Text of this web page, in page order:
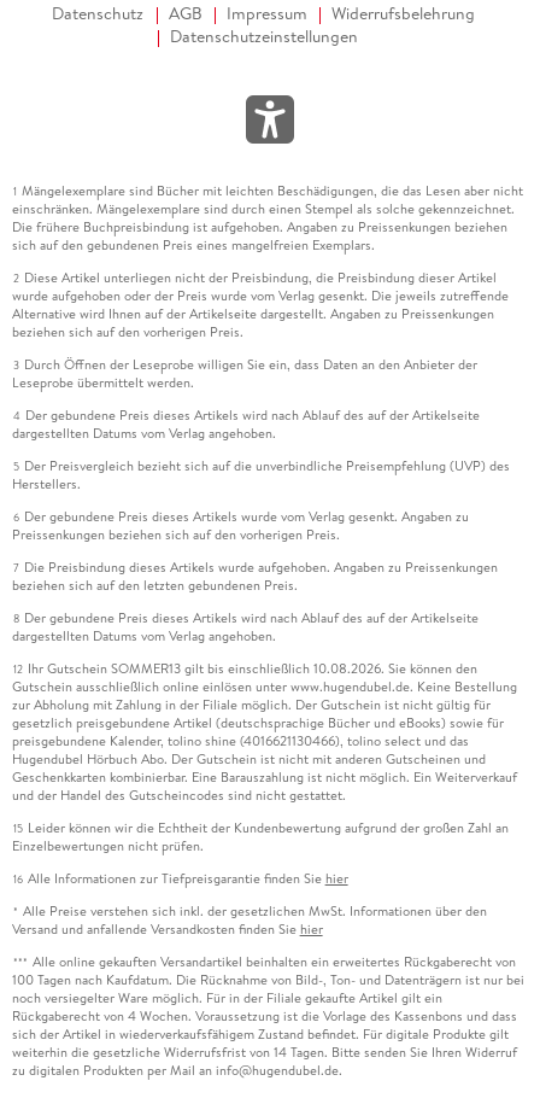
Datenschutz AGB Impressum
Widerrufsbelehrung
Datenschutzeinstellungen
1 Mängelexemplare sind Bücher mit leichten Beschädigungen, die das Lesen aber nicht
einschränken. Mängelexemplare sind durch einen Stempel als solche gekennzeichnet.
Die frühere Buchpreisbindung ist aufgehoben. Angaben zu Preissenkungen beziehen
sich auf den gebundenen Preis eines mangelfreien Exemplars.
2 Diese Artikel unterliegen nicht der Preisbindung, die Preisbindung dieser Artikel
wurde aufgehoben oder der Preis wurde vom Verlag gesenkt. Die jeweils zutreffende
Alternative wird Ihnen auf der Artikelseite dargestellt. Angaben zu Preissenkungen
beziehen sich auf den vorherigen Preis.
3 Durch Öffnen der Leseprobe willigen Sie ein, dass Daten an den Anbieter der
Leseprobe übermittelt werden.
4 Der gebundene Preis dieses Artikels wird nach Ablauf des auf der Artikelseite
dargestellten Datums vom Verlag angehoben.
5 Der Preisvergleich bezieht sich auf die unverbindliche Preisempfehlung (UVP) des
Herstellers.
6 Der gebundene Preis dieses Artikels wurde vom Verlag gesenkt. Angaben zu
Preissenkungen beziehen sich auf den vorherigen Preis.
7 Die Preisbindung dieses Artikels wurde aufgehoben. Angaben zu Preissenkungen
beziehen sich auf den letzten gebundenen Preis.
8 Der gebundene Preis dieses Artikels wird nach Ablauf des auf der Artikelseite
dargestellten Datums vom Verlag angehoben.
12 Ihr Gutschein SOMMER13 gilt bis einschließlich 10.08.2026. Sie können den
Gutschein ausschließlich online einlösen unter www.hugendubel.de. Keine Bestellung
zur Abholung mit Zahlung in der Filiale möglich. Der Gutschein ist nicht gültig für
gesetzlich preisgebundene Artikel (deutschsprachige Bücher und eBooks) sowie für
preisgebundene Kalender, tolino shine (4016621130466), tolino select und das
Hugendubel Hörbuch Abo. Der Gutschein ist nicht mit anderen Gutscheinen und
Geschenkkarten kombinierbar. Eine Barauszahlung ist nicht möglich. Ein Weiterverkauf
und der Handel des Gutscheincodes sind nicht gestattet.
15 Leider können wir die Echtheit der Kundenbewertung aufgrund der großen Zahl an
Einzelbewertungen nicht prüfen.
16 Alle Informationen zur Tiefpreisgarantie finden Sie hier
* Alle Preise verstehen sich inkl. der gesetzlichen MwSt. Informationen über den
Versand und anfallende Versandkosten finden Sie hier
*** Alle online gekauften Versandartikel beinhalten ein erweitertes Rückgaberecht von
100 Tagen nach Kaufdatum. Die Rücknahme von Bild-, Ton- und Datenträgern ist nur bei
noch versiegelter Ware möglich. Für in der Filiale gekaufte Artikel gilt ein
Rückgaberecht von 4 Wochen. Voraussetzung ist die Vorlage des Kassenbons und dass
sich der Artikel in wiederverkaufsfähigem Zustand befindet. Für digitale Produkte gilt
weiterhin die gesetzliche Widerrufsfrist von 14 Tagen. Bitte senden Sie Ihren Widerruf
zu digitalen Produkten per Mail an info@hugendubel.de.